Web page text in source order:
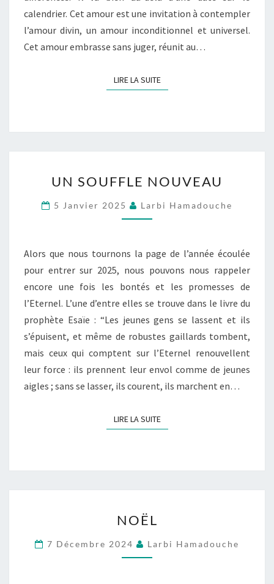
calendrier. Cet amour est une invitation à contempler
l’amour divin, un amour inconditionnel et universel.
Cet amour embrasse sans juger, réunit au…
LIRE LA SUITELIRE LA SUITE
SOUFFLE
NOUVEAU
UN SOUFFLE NOUVEAU
5 Janvier 2025 Larbi Hamadouche
Alors que nous tournons la page de l’année écoulée
pour entrer sur 2025, nous pouvons nous rappeler
encore une fois les bontés et les promesses de
l’Eternel. L’une d’entre elles se trouve dans le livre du
prophète Esaïe : “Les jeunes gens se lassent et ils
s’épuisent, et même de robustes gaillards tombent,
mais ceux qui comptent sur l’Eternel renouvellent
leur force : ils prennent leur envol comme de jeunes
aigles ; sans se lasser, ils courent, ils marchent en…
LIRE LA SUITELIRE LA SUITE
NOËL
7 Décembre 2024 Larbi Hamadouche